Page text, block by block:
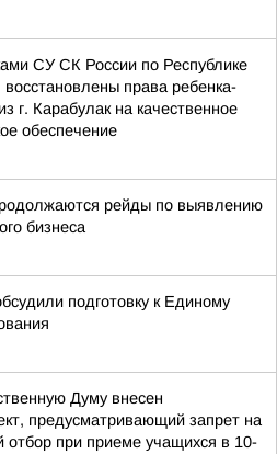
СУ СК России по Республике
восстановлены права ребенка-
г. Карабулак на качественное
обеспечение
рейды по выявлению
бизнеса
подготовку к Единому
Думу внесен
предусматривающий запрет на
отбор при приеме учащихся в 10-